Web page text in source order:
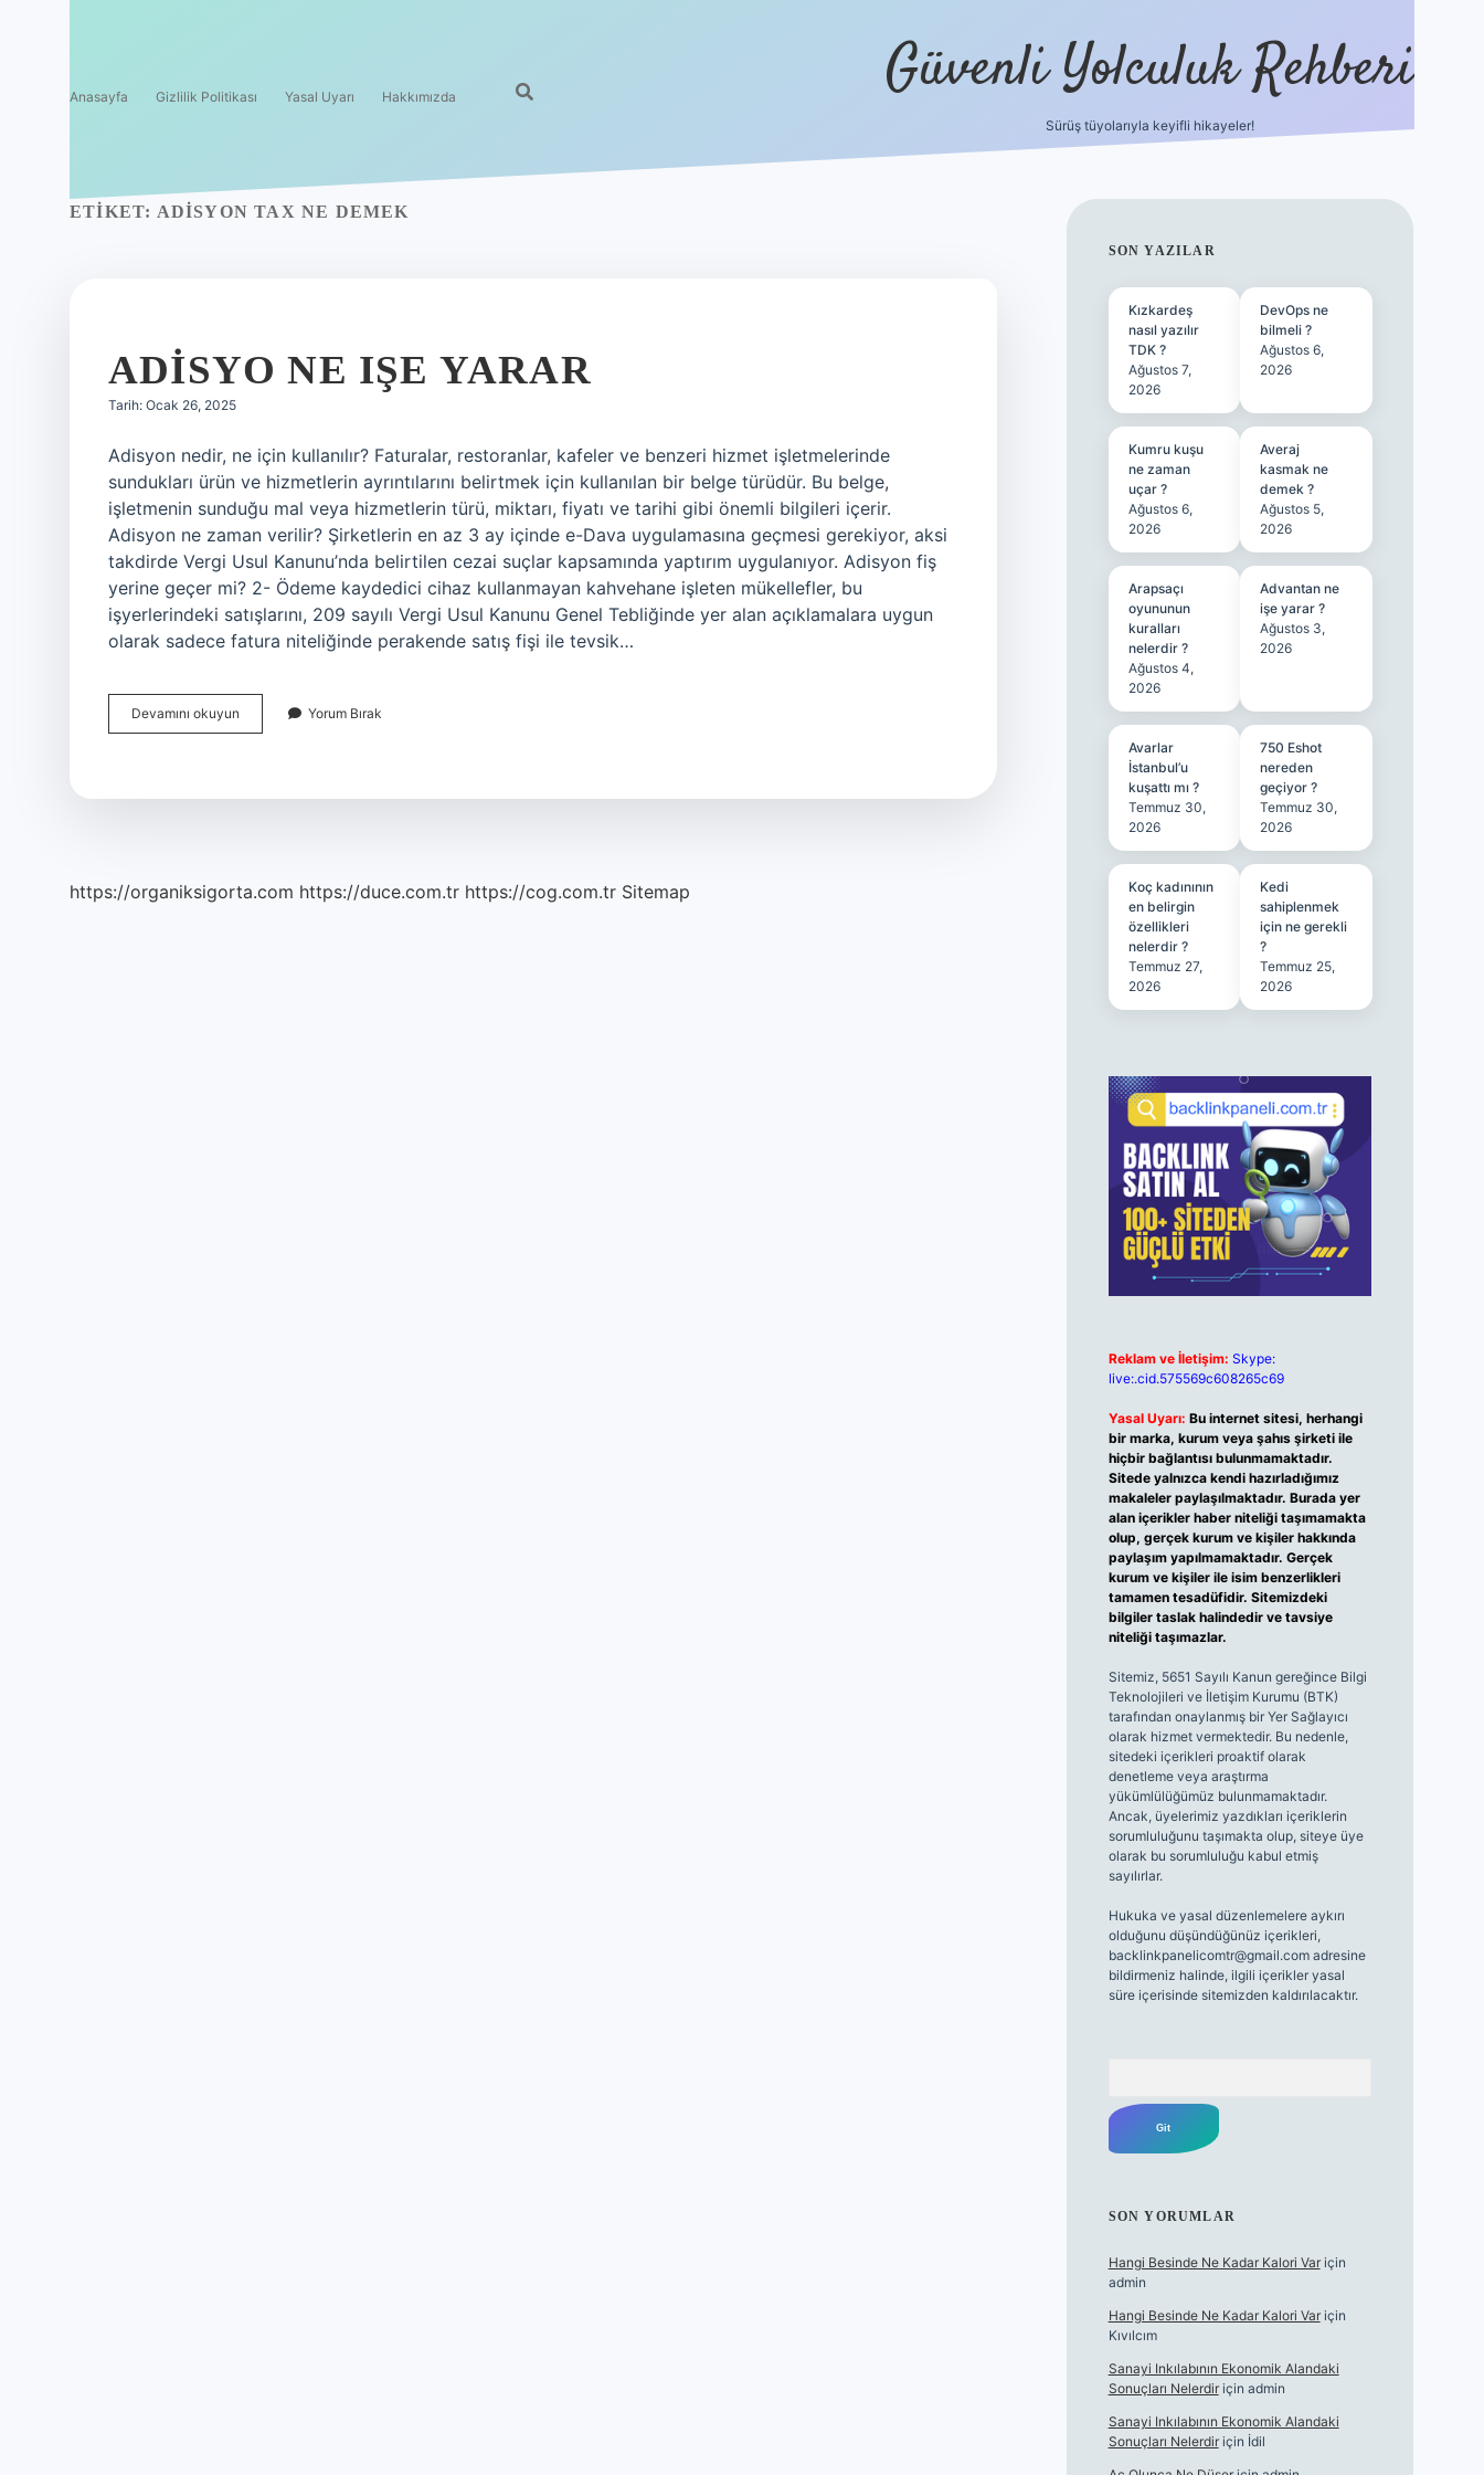
Anasayfa Gizlilik Politikası Yasal Uyarı Hakkımızda Güvenli Yolculuk Rehberi
Sürüş tüyolarıyla keyifli hikayeler!
ETIKET: ADISYON TAX NE DEMEK
ADISYO NE IŞE YARAR
Tarih: Ocak 26, 2025
Adisyon nedir, ne için kullanılır? Faturalar, restoranlar, kafeler ve benzeri hizmet işletmelerinde
sundukları ürün ve hizmetlerin ayrıntılarını belirtmek için kullanılan bir belge türüdür. Bu belge,
işletmenin sunduğu mal veya hizmetlerin türü, miktarı, fiyatı ve tarihi gibi önemli bilgileri içerir.
Adisyon ne zaman verilir? Şirketlerin en az 3 ay içinde e-Dava uygulamasına geçmesi gerekiyor, aksi
takdirde Vergi Usul Kanunu’nda belirtilen cezai suçlar kapsamında yaptırım uygulanıyor. Adisyon fiş
yerine geçer mi? 2- Ödeme kaydedici cihaz kullanmayan kahvehane işleten mükellefler, bu
işyerlerindeki satışlarını, 209 sayılı Vergi Usul Kanunu Genel Tebliğinde yer alan açıklamalara uygun
olarak sadece fatura niteliğinde perakende satış fişi ile tevsik…
Devamını okuyun
Ne
Yorum Bırak
https://organiksigorta.com https://duce.com.tr https://cog.com.tr Sitemap
SIDEBAR
SON YAZILAR
Kızkardeş
nasıl yazılır
TDK ?
Ağustos 7,
2026
DevOps ne
bilmeli ?
Ağustos 6,
2026
Kumru kuşu
ne zaman
uçar ?
Ağustos 6,
2026
Averaj
kasmak ne
demek ?
Ağustos 5,
2026
Arapsaçı
oyununun
kuralları
nelerdir ?
Ağustos 4,
2026
Advantan ne
işe yarar ?
Ağustos 3,
2026
Avarlar
İstanbul’u
kuşattı mı ?
Temmuz 30,
2026
750 Eshot
nereden
geçiyor ?
Temmuz 30,
2026
Koç kadınının
en belirgin
özellikleri
nelerdir ?
Temmuz 27,
2026
Kedi
sahiplenmek
için ne gerekli
?
Temmuz 25,
2026
Reklam ve İletişim: Skype:
live:.cid.575569c608265c69
Yasal Uyarı: Bu internet sitesi, herhangi
bir marka, kurum veya şahıs şirketi ile
hiçbir bağlantısı bulunmamaktadır.
Sitede yalnızca kendi hazırladığımız
makaleler paylaşılmaktadır. Burada yer
alan içerikler haber niteliği taşımamakta
olup, gerçek kurum ve kişiler hakkında
paylaşım yapılmamaktadır. Gerçek
kurum ve kişiler ile isim benzerlikleri
tamamen tesadüfidir. Sitemizdeki
bilgiler taslak halindedir ve tavsiye
niteliği taşımazlar.
Sitemiz, 5651 Sayılı Kanun gereğince Bilgi
Teknolojileri ve İletişim Kurumu (BTK)
tarafından onaylanmış bir Yer Sağlayıcı
olarak hizmet vermektedir. Bu nedenle,
sitedeki içerikleri proaktif olarak
denetleme veya araştırma
yükümlülüğümüz bulunmamaktadır.
Ancak, üyelerimiz yazdıkları içeriklerin
sorumluluğunu taşımakta olup, siteye üye
olarak bu sorumluluğu kabul etmiş
sayılırlar.
Hukuka ve yasal düzenlemelere aykırı
olduğunu düşündüğünüz içerikleri,
backlinkpanelicomtr@gmail.comadresine
bildirmeniz halinde, ilgili içerikler yasal
süre içerisinde sitemizden kaldırılacaktır.
SON YORUMLAR
Hangi Besinde Ne Kadar Kalori Variçin
admin
Hangi Besinde Ne Kadar Kalori Variçin
Kıvılcım
Sanayi Inkılabının Ekonomik Alandaki
Sonuçları Nelerdiriçin admin
Sanayi Inkılabının Ekonomik Alandaki
Sonuçları Nelerdiriçin İdil
grandoperabet